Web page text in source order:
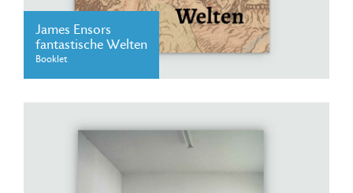
James Ensors
fantastische Welten
Booklet